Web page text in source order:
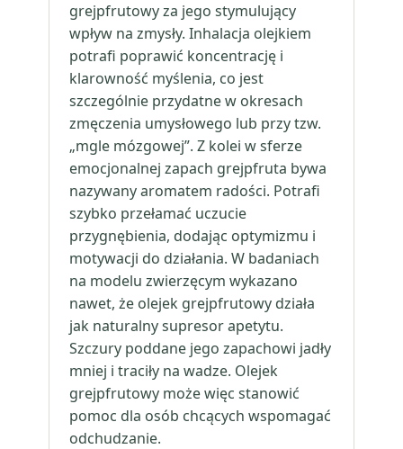
grejpfrutowy za jego stymulujący
wpływ na zmysły. Inhalacja olejkiem
potrafi poprawić koncentrację i
klarowność myślenia, co jest
szczególnie przydatne w okresach
zmęczenia umysłowego lub przy tzw.
„mgle mózgowej”. Z kolei w sferze
emocjonalnej zapach grejpfruta bywa
nazywany aromatem radości. Potrafi
szybko przełamać uczucie
przygnębienia, dodając optymizmu i
motywacji do działania. W badaniach
na modelu zwierzęcym wykazano
nawet, że olejek grejpfrutowy działa
jak naturalny supresor apetytu.
Szczury poddane jego zapachowi jadły
mniej i traciły na wadze. Olejek
grejpfrutowy może więc stanowić
pomoc dla osób chcących wspomagać
odchudzanie.